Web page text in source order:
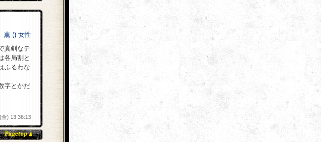
薫 () 女性
真剣なテ
各局割と
ふるわな
字とかだ
金) 13:36:13